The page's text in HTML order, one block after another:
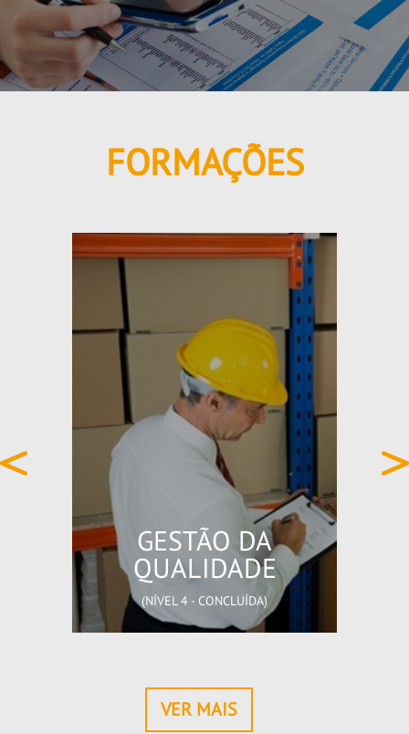
FORMAÇÕES
GESTÃO DA
QUALIDADE
(NÍVEL 4 - CONCLUÍDA)
VER MAIS